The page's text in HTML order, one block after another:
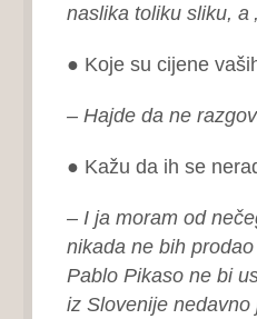
naslika toliku sliku, a
● Koje su cijene
– Hajde da ne
● Kažu da ih se
– I ja moram od
nikada ne bih
Pablo Pikaso ne bi
iz Slovenije